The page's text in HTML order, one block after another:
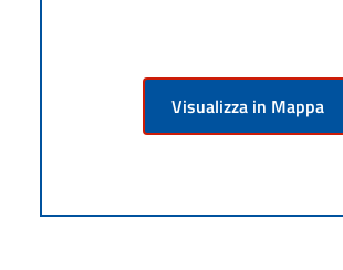
Visualizza in Mappa